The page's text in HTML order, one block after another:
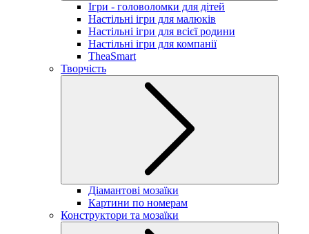
Ігри - головоломки для дітей
Настільні ігри для малюків
Настільні ігри для всієї родини
Настільні ігри для компанії
TheaSmart
Творчість
Діамантові мозаїки
Картини по номерам
Конструктори та мозаїки